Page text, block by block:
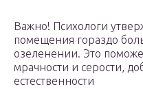
Важно! Психологи
помещения гораздо
озеленении. Это
мрачности и серости,
естественности